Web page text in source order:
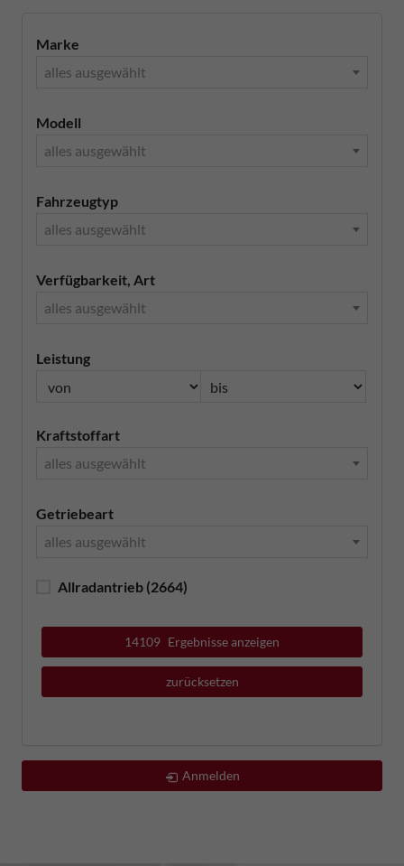
Marke
alles ausgewählt
Modell
alles ausgewählt
Fahrzeugtyp
alles ausgewählt
Verfügbarkeit, Art
alles ausgewählt
Leistung
Kraftstoffart
alles ausgewählt
Getriebeart
alles ausgewählt
Allradantrieb (2664)
14109 Ergebnisse anzeigen
zurücksetzen
Anmelden